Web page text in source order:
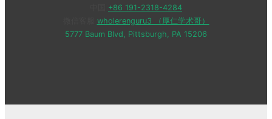
+86 191-2318-4284
wholerenguru3 （厚仁学术哥）
5777 Baum Blvd, Pittsburgh, PA 15206